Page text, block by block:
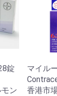
錠
ン
マイル
香港市
ける カー